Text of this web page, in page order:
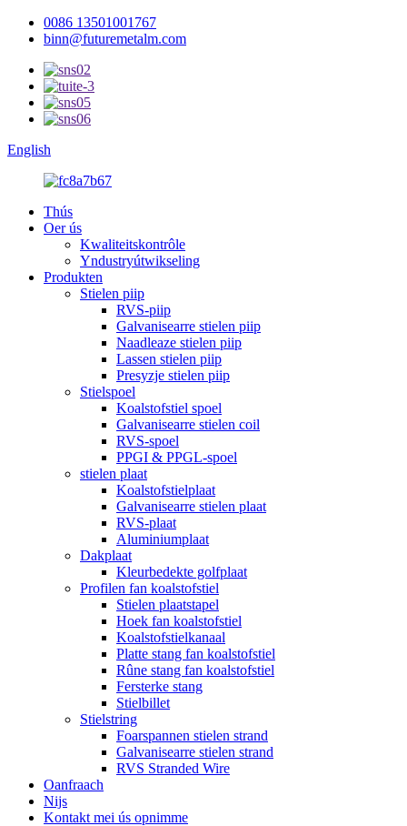
0086 13501001767
binn@futuremetalm.com
English
Thús
Oer ús
Kwaliteitskontrôle
Yndustryútwikseling
Produkten
Stielen piip
RVS-piip
Galvanisearre stielen piip
Naadleaze stielen piip
Lassen stielen piip
Presyzje stielen piip
Stielspoel
Koalstofstiel spoel
Galvanisearre stielen coil
RVS-spoel
PPGI & PPGL-spoel
stielen plaat
Koalstofstielplaat
Galvanisearre stielen plaat
RVS-plaat
Aluminiumplaat
Dakplaat
Kleurbedekte golfplaat
Profilen fan koalstofstiel
Stielen plaatstapel
Hoek fan koalstofstiel
Koalstofstielkanaal
Platte stang fan koalstofstiel
Rûne stang fan koalstofstiel
Fersterke stang
Stielbillet
Stielstring
Foarspannen stielen strand
Galvanisearre stielen strand
RVS Stranded Wire
Oanfraach
Nijs
Kontakt mei ús opnimme